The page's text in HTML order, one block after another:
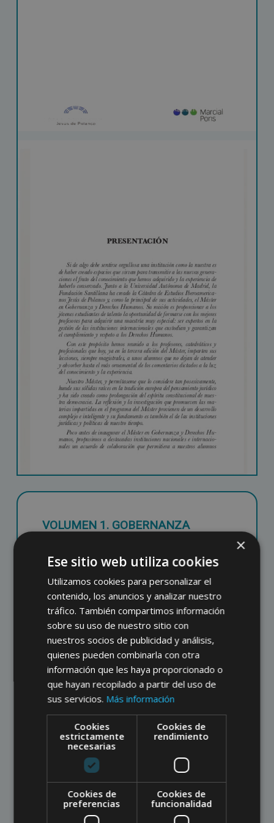
VOLUMEN 1. GOBERNANZA
Con este libro se inaugura la Biblioteca de
Gobernanza y Derechos Humanos,
resultado de la labor docente e
investigadora del máster. Una colección de
libros que recogerá cada año las
colaboraciones de profesores y
especialistas que participan en el máster y
aquellos trabajos de investigación de
nuestros alumnos que hayan alcanzado
calidad intelectual y rigor científico.
«Gobernanza democrática», primer libro de
esta colección dirigida por el catedrático de
Derecho constitucional y director del máster
Antonio Rovira, compila una serie de
estudios preocupados por la situación
×
Ese sitio web utiliza cookies
Utilizamos cookies para personalizar el
contenido, los anuncios y analizar nuestro
tráfico. También compartimos información
sobre su uso de nuestro sitio con
nuestros socios de publicidad y análisis,
quienes pueden combinarla con otra
información que les haya proporcionado o
que hayan recopilado a partir del uso de
sus servicios. Más información
Cookies
estrictamente
necesarias
Cookies de
rendimiento
Cookies de
preferencias
Cookies de
funcionalidad